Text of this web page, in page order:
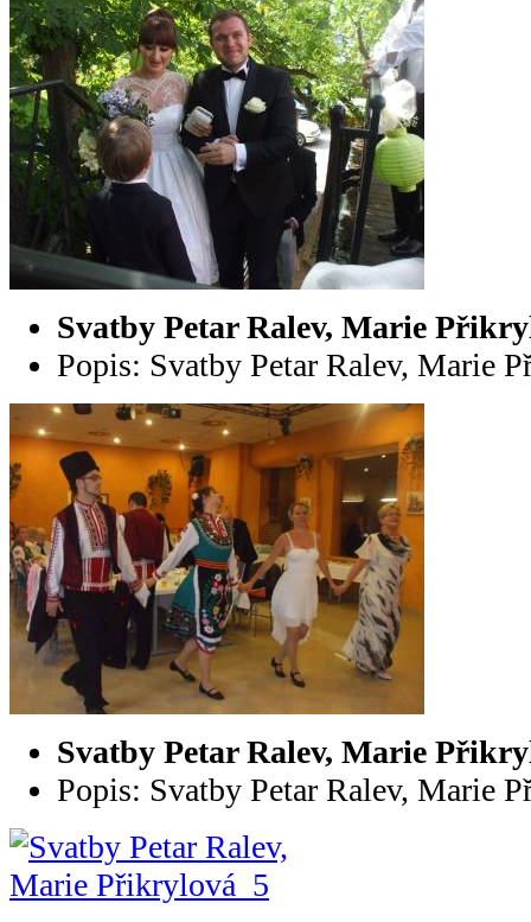
Svatby Petar Ralev, Marie
Popis: Svatby Petar Ralev, Marie
Svatby Petar Ralev, Marie
Popis: Svatby Petar Ralev, Marie